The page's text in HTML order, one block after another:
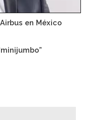
en México